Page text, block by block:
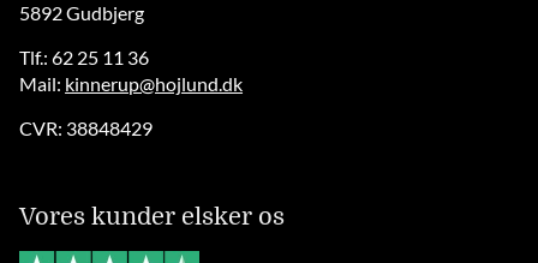
5892 Gudbjerg
Tlf.: 62 25 11 36
Mail: kinnerup@hojlund.dk
CVR: 38848429
Vores kunder elsker os